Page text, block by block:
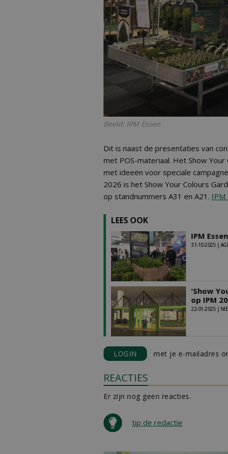
Beeld: IPM Essen
Dit is naast de presentaties van
met POS-materiaal. Het Show
met ideeën voor speciale
2026 is het Show Your Colours
op standnummers A31 en A21. IPM
LEES OOK
IPM
31-10-2025 |
'Show
op IPM
22-01-2025 |
LOGIN met je e-mailadres
REACTIES
Er zijn nog geen reacties.
tip de redactie